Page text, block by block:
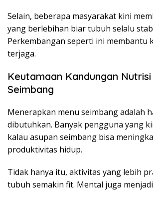
Selain, beberapa masyarakat kini
yang berlebihan biar tubuh selalu
Perkembangan seperti ini membantu
terjaga.
Keutamaan Kandungan
Seimbang
Menerapkan menu seimbang adalah
dibutuhkan. Banyak pengguna yang
kalau asupan seimbang bisa
produktivitas hidup.
Tidak hanya itu, aktivitas yang lebih
tubuh semakin fit. Mental juga